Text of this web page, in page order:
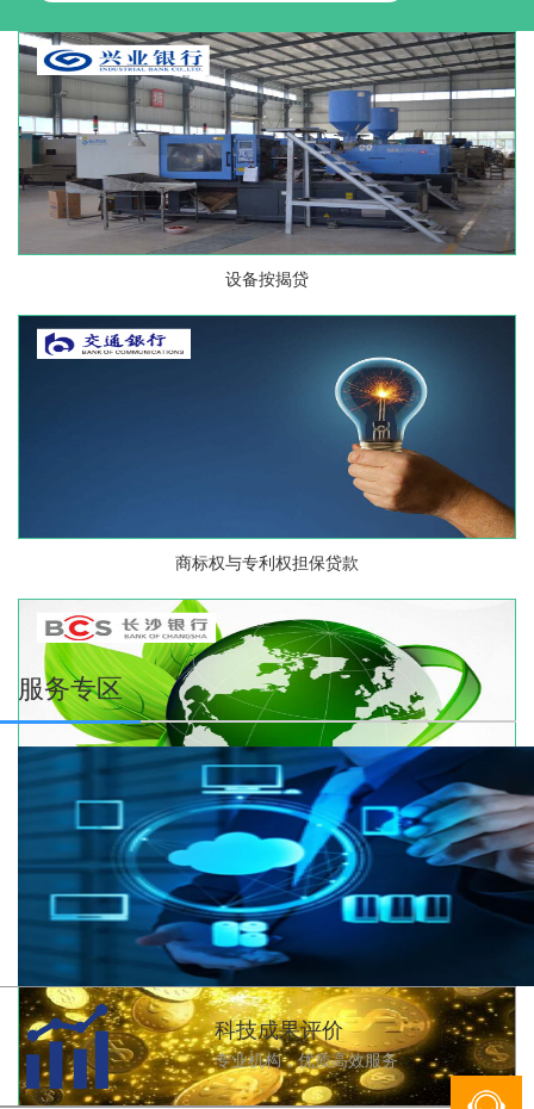
设备按揭贷
商标权与专利权担保贷款
合同能源管理贷款
服务专区
科技成果评价
专业机构，优质高效服务